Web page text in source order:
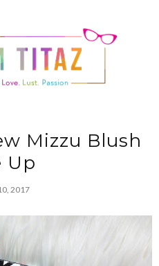
Mizzu Blush
Up
2017